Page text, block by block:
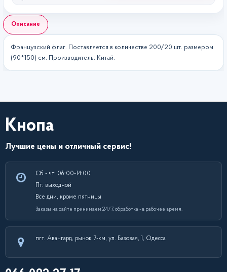
Описание
Французский флаг. Поставляется в количестве 200/20 шт. размером
(90*150) см. Производитель: Китай.
Кнопа
Лучшие цены и отличный сервис!
Сб - чт: 06:00-14:00
Пт: выходной
Все дни, кроме пятницы
Заказы на сайте принимаем 24/7, обработка - в рабочее время.
пгт. Авангард, рынок 7-км, ул. Базовая, 1, Одесса